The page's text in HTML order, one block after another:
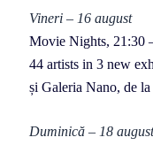
Vineri – 16 august
Movie Nights, 21:30
44 artists in 3 new
și Galeria Nano, de
Duminică – 18 august